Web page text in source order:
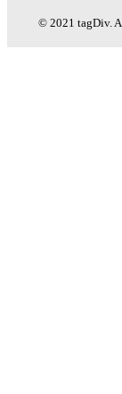
© 2021 tagDiv.